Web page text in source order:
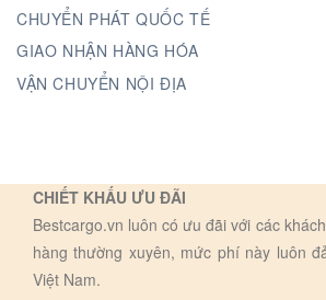
CHUYỂN PHÁT QUỐC TẾ
GIAO NHẬN HÀNG HÓA
VẬN CHUYỂN NỘI ĐỊA
CHIẾT KHẤU ƯU ĐÃI
Bestcargo.vn luôn có ưu đãi với các
hàng thường xuyên, mức phí này luôn
Việt Nam.